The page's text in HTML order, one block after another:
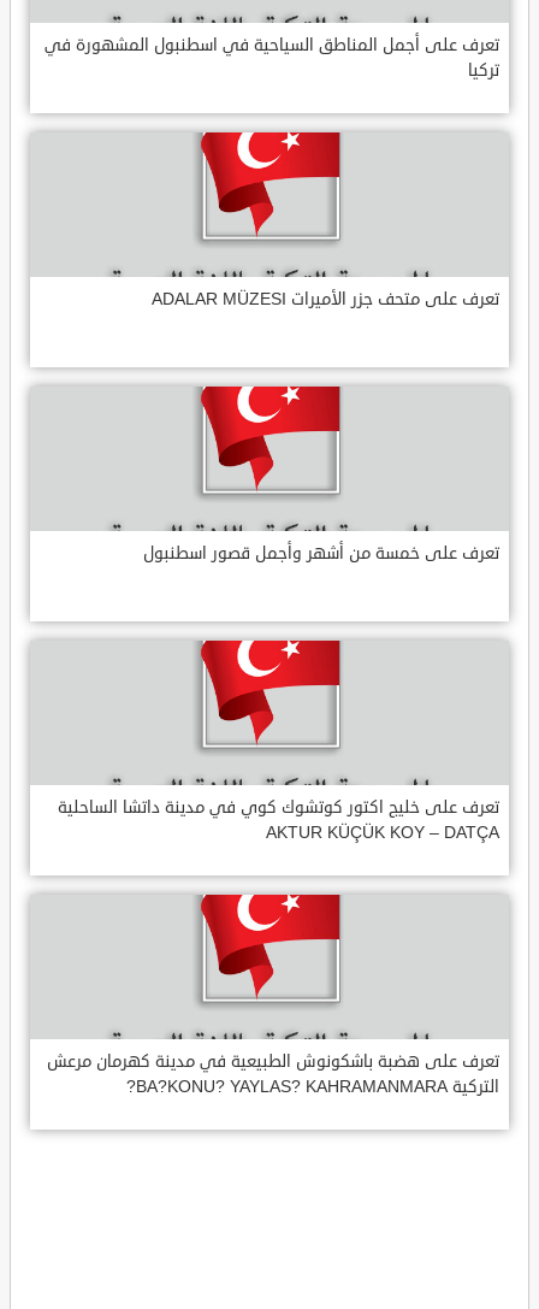
تعرف على أجمل المناطق السياحية في اسطنبول المشهورة في
تركيا
تعرف على متحف جزر الأميرات ADALAR MÜZESI
تعرف على خمسة من أشهر وأجمل قصور اسطنبول
تعرف على خليج اكتور كوتشوك كوي في مدينة داتشا الساحلية
AKTUR KÜÇÜK KOY – DATÇA
تعرف على هضبة باشكونوش الطبيعية في مدينة كهرمان مرعش
التركية BA?KONU? YAYLAS? KAHRAMANMARA?